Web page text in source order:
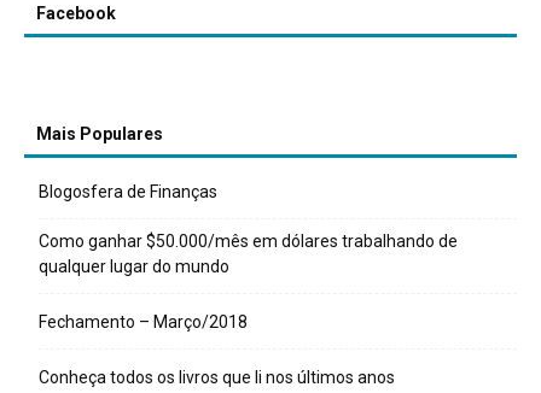
Facebook
Mais Populares
Blogosfera de Finanças
Como ganhar $50.000/mês em dólares trabalhando de
qualquer lugar do mundo
Fechamento – Março/2018
Conheça todos os livros que li nos últimos anos